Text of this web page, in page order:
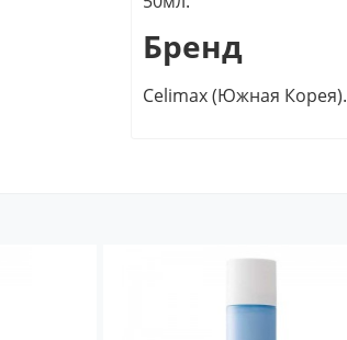
Бренд
Celimax (Южная Корея).